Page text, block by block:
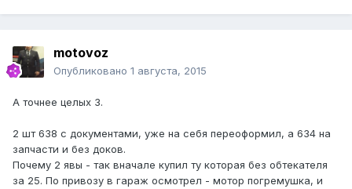
motovoz
Опубликовано 1 августа, 2015
А точнее целых 3.
2 шт 638 с документами, уже на себя переоформил, а 634 на
запчасти и без доков.
Почему 2 явы - так вначале купил ту которая без обтекателя
за 25. По привозу в гараж осмотрел - мотор погремушка, и